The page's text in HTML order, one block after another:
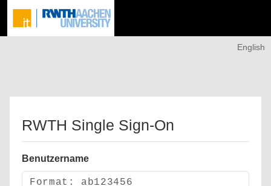
English
RWTH Single Sign-On
Benutzername